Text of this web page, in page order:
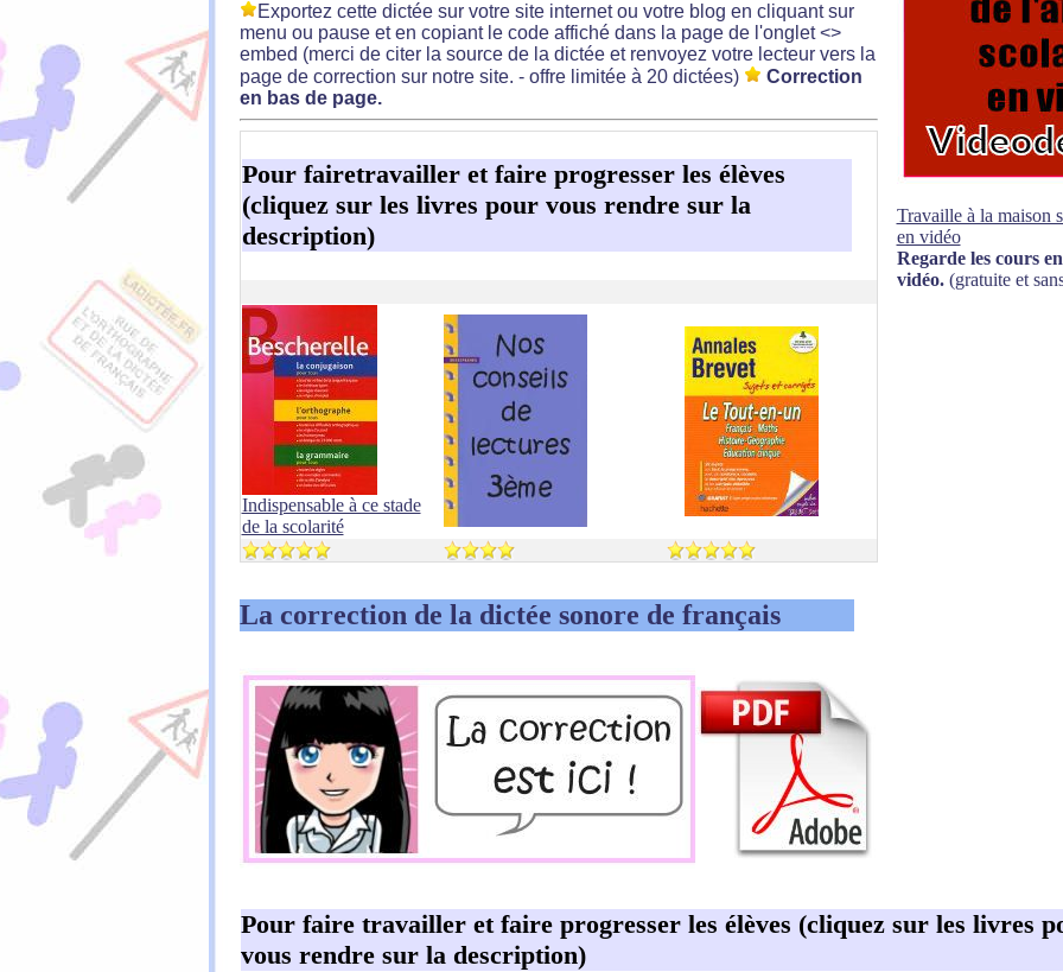
Travaille à la maison
en vidéo
Regarde les cours
vidéo.(gratuite et
Exportez cette dictée sur votre site internet ou votre blog en cliquant sur
menu ou pause et en copiant le code affiché dans la page de l'onglet <>
embed (merci de citer la source de la dictée et renvoyez votre lecteur vers la
page de correction sur notre site. - offre limitée à 20 dictées)
Correction
en bas de page.
Pour fairetravailler et faire progresser les élèves
(cliquez sur les livres pour vous rendre sur la
description)
Indispensable à ce stade
de la scolarité
La correction de la dictée sonore de français
Pour faire travailler et faire progresser les élèves (cliquez sur les livres
vous rendre sur la description)